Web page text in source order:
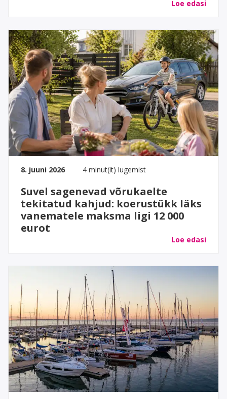
Loe edasi
8. juuni 2026 4 minut(it) lugemist
Suvel sagenevad võrukaelte
tekitatud kahjud: koerustükk läks
vanematele maksma ligi 12 000
eurot
Loe edasi